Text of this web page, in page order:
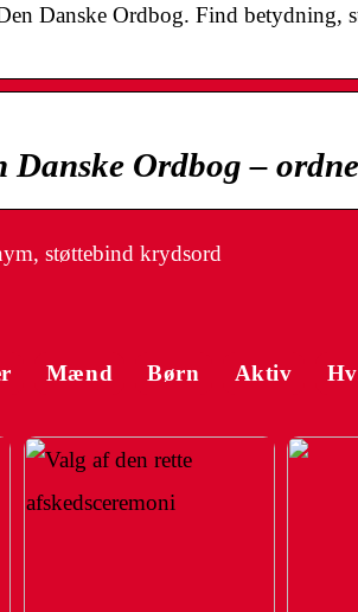
Danske Ordbog. Find betydning,
Ordbog –
støttebind krydsord
Mænd Børn Aktiv